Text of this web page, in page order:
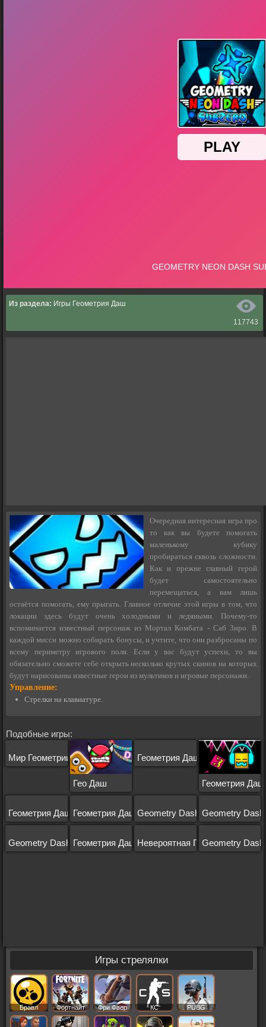
117743
Из раздела: Игры Геометрия Даш
Очередная интересная игра про
то как вы будете помогать
маленькому кубику
пробираться сквозь сложности.
Как и прежне главный герой
будет самостоятельно
перемещаться, а вам лишь
остаётся помогать, ему прыгать. Главное отличие этой игры в том, что
локации здесь будут очень холодными и ледяными. Почему-то
вспоминается известный персонаж из Мортал Комбата - Саб Зиро. В
каждой мисси можно собирать бонусы, и учтите, что они разбросаны по
всему периметру игрового поля. Если у вас будут успехи, то вы
обязательно сможете себе открыть несколько крутых скинов на которых
будут нарисованы известные герои из мультиков и игровые персонажи.
Управление:
Стрелки на клавиатуре.
Подобные игры:
Мир Геометрии Даш Неон
Гео Даш
Геометрия Даш Эмоджи
Геометрия
Геометрия Даш: Огонь и Вода
Геометрия Даш: КлонGeometry Dash LiteGeometry Dash
Geometry Dash MeltdownГеометрия Даш 2.2Невероятная Геометрия Даш
Geometry
Игры стрелялки
Бравл
Старс
Фортнайт Фри Фаер КС PUBG